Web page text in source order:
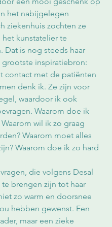
het nabijgelegen
ziekenhuis zochten ze
kunstatelier te
Dat is nog steeds haar
inspiratiebron:
contact met de patiënten
denk ik. Ze zijn voor
waardoor ik ook
Waarom doe ik
wil ik zo graag
Waarom moet alles
Waarom doe ik zo hard
die volgens Desal
brengen zijn tot haar
zo warm en doorsnee
hebben gewenst. Een
maar een zieke